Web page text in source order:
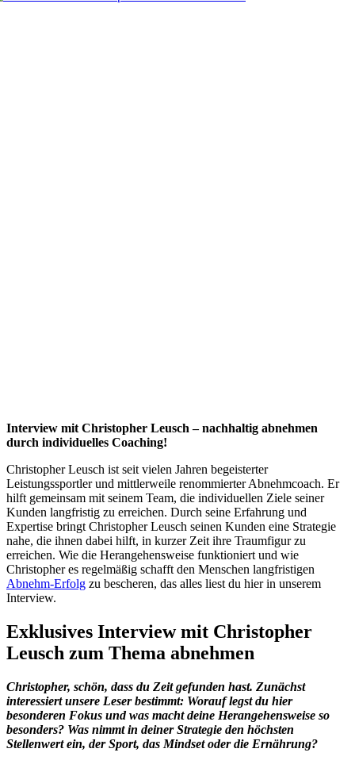
Interview mit Christopher Leusch – nachhaltig abnehmen
durch individuelles Coaching!
Christopher Leusch ist seit vielen Jahren begeisterter
Leistungssportler und mittlerweile renommierter Abnehmcoach. Er
hilft gemeinsam mit seinem Team, die individuellen Ziele seiner
Kunden langfristig zu erreichen. Durch seine Erfahrung und
Expertise bringt Christopher Leusch seinen Kunden eine Strategie
nahe, die ihnen dabei hilft, in kurzer Zeit ihre Traumfigur zu
erreichen. Wie die Herangehensweise funktioniert und wie
Christopher es regelmäßig schafft den Menschen langfristigen
Abnehm-Erfolg zu bescheren, das alles liest du hier in unserem
Interview.
Exklusives Interview mit Christopher
Leusch zum Thema abnehmen
Christopher, schön, dass du Zeit gefunden hast. Zunächst
interessiert unsere Leser bestimmt: Worauf legst du hier
besonderen Fokus und was macht deine Herangehensweise so
besonders? Was nimmt in deiner Strategie den höchsten
Stellenwert ein, der Sport, das Mindset oder die Ernährung?